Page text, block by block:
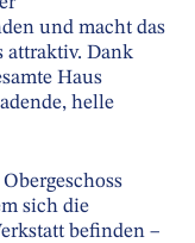
und macht das
attraktiv. Dank
Haus
helle
sich die
befinden –